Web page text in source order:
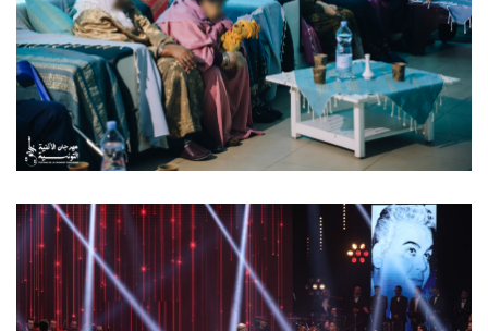
مهرجان الاغنية في دار المسنين
11 mars 2023